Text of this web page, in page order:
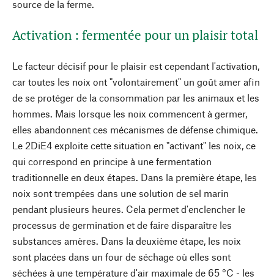
source de la ferme.
Activation : fermentée pour un plaisir total
Le facteur décisif pour le plaisir est cependant l'activation,
car toutes les noix ont "volontairement" un goût amer afin
de se protéger de la consommation par les animaux et les
hommes. Mais lorsque les noix commencent à germer,
elles abandonnent ces mécanismes de défense chimique.
Le 2DiE4 exploite cette situation en "activant" les noix, ce
qui correspond en principe à une fermentation
traditionnelle en deux étapes. Dans la première étape, les
noix sont trempées dans une solution de sel marin
pendant plusieurs heures. Cela permet d'enclencher le
processus de germination et de faire disparaître les
substances amères. Dans la deuxième étape, les noix
sont placées dans un four de séchage où elles sont
séchées à une température d'air maximale de 65 °C - les